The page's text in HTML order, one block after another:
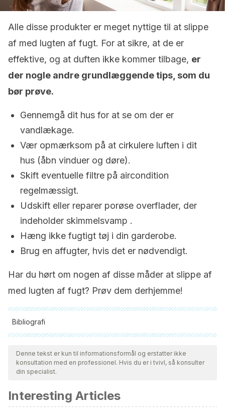
Alle disse produkter er meget nyttige til at slippe
af med lugten af fugt. For at sikre, at de er
effektive, og at duften ikke kommer tilbage, er
der nogle andre grundlæggende tips, som du
bør prøve.
Gennemgå dit hus for at se om der er
vandlækage.
Vær opmærksom på at cirkulere luften i dit
hus (åbn vinduer og døre).
Skift eventuelle filtre på aircondition
regelmæssigt.
Udskift eller reparer porøse overflader, der
indeholder skimmelsvamp .
Hæng ikke fugtigt tøj i din garderobe.
Brug en affugter, hvis det er nødvendigt.
Har du hørt om nogen af ​​disse måder at slippe af
med lugten af fugt? Prøv dem derhjemme!
Bibliografi
Alle citerede kilder blev grundigt gennemgået af vores team
for at sikre deres kvalitet, pålidelighed, aktualitet og validitet.
Bibliografien i denne artikel blev betragtet som pålidelig og af
WebMD. Cinnamon.
Denne tekst er kun til informationsformål og erstatter ikke
konsultation med en professionel. Hvis du er i tvivl, så konsulter
din specialist.
Interesting Articles